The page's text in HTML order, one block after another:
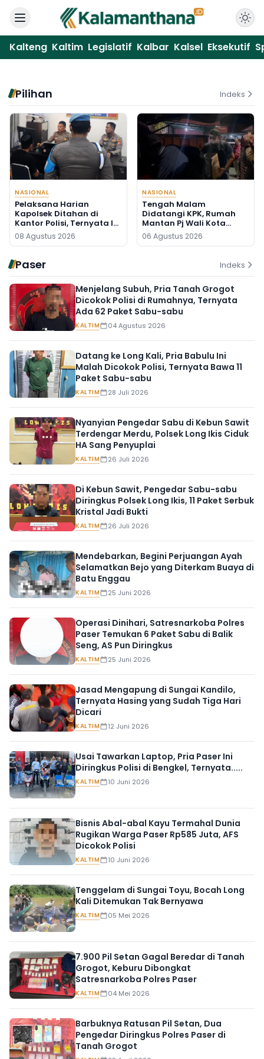
Kalteng Kaltim Legislatif Kalbar Kalsel Eksekutif
Pilihan Indeks
NASIONAL
Pelaksana Harian
Kapolsek Ditahan di
Kantor Polisi, Ternyata Ini
Penyebabnya
08 Agustus 2026
NASIONAL
Tengah Malam
Didatangi KPK, Rumah
Mantan Pj Wali Kota
Digeledah, Empat Koper
Dibawa
06 Agustus 2026
Paser Indeks
Menjelang Subuh, Pria Tanah Grogot
Dicokok Polisi di Rumahnya, Ternyata
Ada 62 Paket Sabu-sabu
KALTIM 04 Agustus 2026
Datang ke Long Kali, Pria Babulu Ini
Malah Dicokok Polisi, Ternyata Bawa 11
Paket Sabu-sabu
KALTIM 28 Juli 2026
Nyanyian Pengedar Sabu di Kebun Sawit
Terdengar Merdu, Polsek Long Ikis Ciduk
HA Sang Penyuplai
KALTIM 26 Juli 2026
Di Kebun Sawit, Pengedar Sabu-sabu
Diringkus Polsek Long Ikis, 11 Paket Serbuk
Kristal Jadi Bukti
KALTIM 26 Juli 2026
Mendebarkan, Begini Perjuangan Ayah
Selamatkan Bejo yang Diterkam Buaya di
Batu Enggau
KALTIM 25 Juni 2026
Operasi Dinihari, Satresnarkoba Polres
Paser Temukan 6 Paket Sabu di Balik
Seng, AS Pun Diringkus
KALTIM 25 Juni 2026
Jasad Mengapung di Sungai Kandilo,
Ternyata Hasing yang Sudah Tiga Hari
Dicari
KALTIM 12 Juni 2026
Usai Tawarkan Laptop, Pria Paser Ini
Diringkus Polisi di Bengkel, Ternyata.....
KALTIM 10 Juni 2026
Bisnis Abal-abal Kayu Termahal Dunia
Rugikan Warga Paser Rp585 Juta, AFS
Dicokok Polisi
KALTIM 10 Juni 2026
Tenggelam di Sungai Toyu, Bocah Long
Kali Ditemukan Tak Bernyawa
KALTIM 05 Mei 2026
7.900 Pil Setan Gagal Beredar di Tanah
Grogot, Keburu Dibongkat
Satresnarkoba Polres Paser
KALTIM 04 Mei 2026
Barbuknya Ratusan Pil Setan, Dua
Pengedar Diringkus Polres Paser di
Tanah Grogot